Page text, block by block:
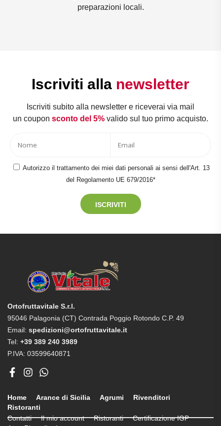
preparazioni locali.
Iscriviti alla newsletter
Iscriviti subito alla newsletter e riceverai via mail
un coupon sconto del 5% valido sul tuo primo acquisto.
Autorizzo il trattamento dei miei dati personali ai sensi dell'Art. 13
del Regolamento UE 679/2016*
Ortofruttavitale S.r.l.
95046 Palagonia (CT) Contrada Poggio Rotondo C.P. 49
Email: spedizioni@ortofruttavitale.it
Tel: +39 389 240 3989
P.IVA: 03599640871
Home Arance di Sicilia Agrumi
Rivenditori
Ristoranti
Contatti
Il mio account Ristoranti
Certificazione IGP